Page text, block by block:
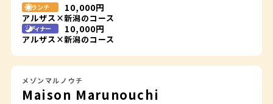
ランチ
アルザス×新潟のコース
10,000円
ディナー
アルザス×新潟のコース
10,000円
Maison Marunouchi
メゾンマルノウチ